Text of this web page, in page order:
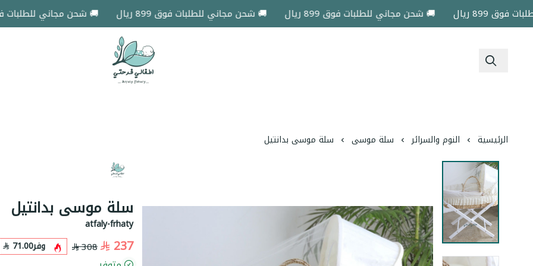
ريال 🚚 شحن مجاني للطلبات فوق 899 ريال 🚚 شحن مجاني للطلبات فوق 899 ريال 🚚 شحن مجاني للطلبات فوق 899
اطفالي فرحتي
الرئيسية النوم والسرائر سلة موسى سلة موسى بدانتيل
سلة موسى بدانتيل
atfaly-frhaty
237
308 وفر71.00